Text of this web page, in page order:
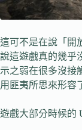
這可不是在說「開
說這遊戲真的幾乎
示之弱在很多沒接
用匪夷所思來形容
遊戲大部分時候的